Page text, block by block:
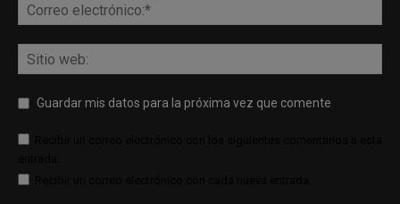
Guardar mis datos para la próxima vez que comente